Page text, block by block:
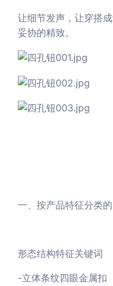
让细节发声，让穿搭
妥协的精致。
一、按产品特征分类
形态结构特征关键词
-立体条纹四眼金属扣